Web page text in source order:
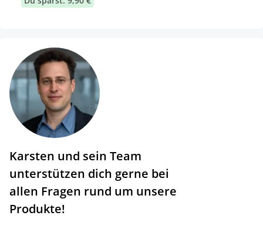
Karsten und sein Team
unterstützen dich gerne bei
allen Fragen rund um unsere
Produkte!